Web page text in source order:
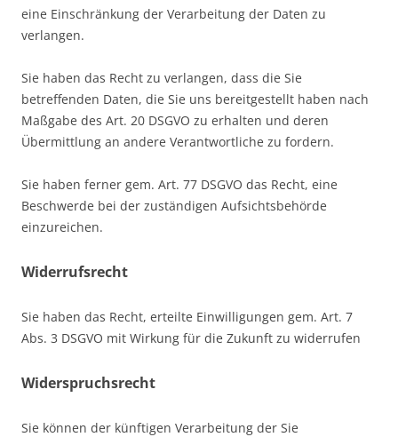
eine Einschränkung der Verarbeitung der Daten zu
verlangen.
Sie haben das Recht zu verlangen, dass die Sie
betreffenden Daten, die Sie uns bereitgestellt haben nach
Maßgabe des Art. 20 DSGVO zu erhalten und deren
Übermittlung an andere Verantwortliche zu fordern.
Sie haben ferner gem. Art. 77 DSGVO das Recht, eine
Beschwerde bei der zuständigen Aufsichtsbehörde
einzureichen.
Widerrufsrecht
Sie haben das Recht, erteilte Einwilligungen gem. Art. 7
Abs. 3 DSGVO mit Wirkung für die Zukunft zu widerrufen
Widerspruchsrecht
Sie können der künftigen Verarbeitung der Sie